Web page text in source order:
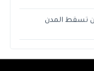
تسقط المدن